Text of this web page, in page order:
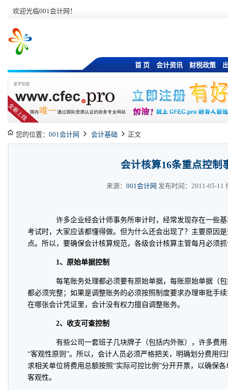
欢迎光临001会计网！
首 页 会计资讯 财税政策
您的位置： 001会计网 会计基础 正文
会计核算16条重点控制
来源： 001会计网 发布时间：2011-05-11
许多企业经会计师事务所审计时，经常发现存在一些基
考试时，大家应该都懂得做。但为什么还会出现了？主要原因
点。所以，要确保会计核算规范，各级会计核算主管每月必须
1、原始单据控制
每笔账务处理都必须要有原始单据，每账原始单据（包
都必须完整；如果是调整账务的必须按照制度要求办理审批手
在哪张会计凭证里，会计没有权力擅自调整账务。
2、收支可查控制
有些公司一套班子几块牌子（包括内外账），许多费用
“客观性原则”。所以，会计人员必须严格把关，明确划分费用
求相关单位将费用总额按照“实际可控比例”分开开票，以确保
客观性。